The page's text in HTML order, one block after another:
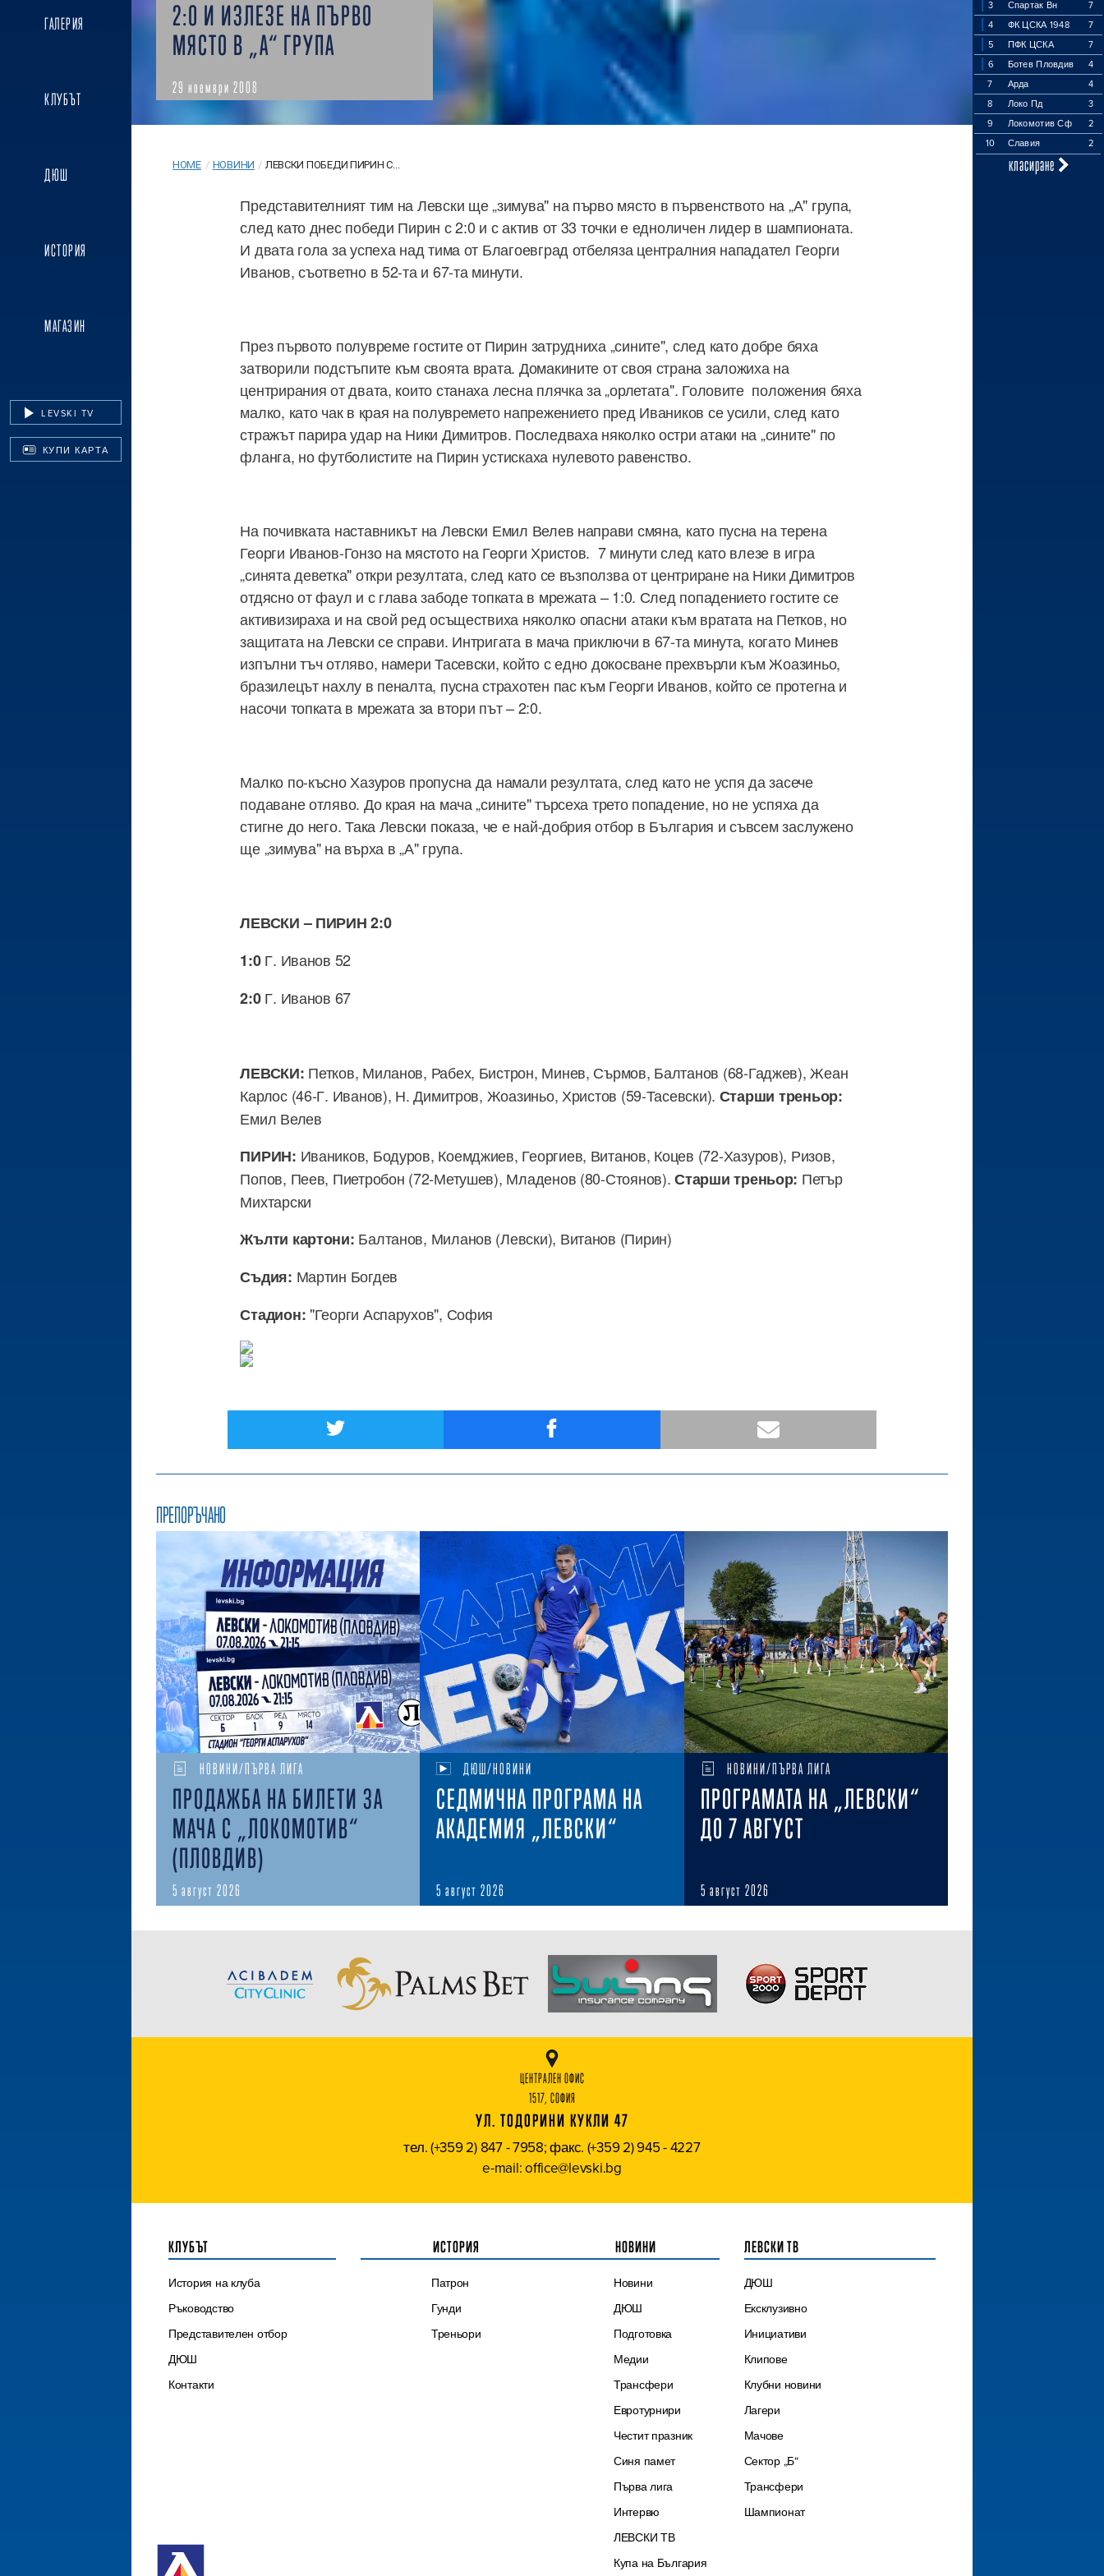
ГАЛЕРИЯ
КЛУБЪТ
ДЮШ
ИСТОРИЯ
МАГАЗИН
LEVSKI TV
КУПИ КАРТА
3 Спартак Вн
7
4
ФК ЦСКА 1948
7
5
ПФК ЦСКА
7
6
Ботев Пловдив
4
7
Арда
4
8
Локо Пд
3
9
Локомотив Сф
2
10
Славия 2
класиране
2:0 И ИЗЛЕЗЕ НА ПЪРВО
МЯСТО В „А“ ГРУПА
29 ноември 2008
HOME / НОВИНИ / ЛЕВСКИ ПОБЕДИ ПИРИН С...
Представителният тим на Левски ще „зимува" на първо място в първенството на „А" група,
след като днес победи Пирин с 2:0 и с актив от 33 точки е едноличен лидер в шампионата.
И двата гола за успеха над тима от Благоевград отбеляза централния нападател Георги
Иванов, съответно в 52-та и 67-та минути.
През първото полувреме гостите от Пирин затрудниха „сините", след като добре бяха
затворили подстъпите към своята врата. Домакините от своя страна заложиха на
центрирания от двата, които станаха лесна плячка за „орлетата". Головите положения бяха
малко, като чак в края на полувремето напрежението пред Иваников се усили, след като
стражът парира удар на Ники Димитров. Последваха няколко остри атаки на „сините" по
фланга, но футболистите на Пирин устискаха нулевото равенство.
На почивката наставникът на Левски Емил Велев направи смяна, като пусна на терена
Георги Иванов-Гонзо на мястото на Георги Христов. 7 минути след като влезе в игра
„синята деветка" откри резултата, след като се възползва от центриране на Ники Димитров
отдясно от фаул и с глава забоде топката в мрежата – 1:0. След попадението гостите се
активизираха и на свой ред осъществиха няколко опасни атаки към вратата на Петков, но
защитата на Левски се справи. Интригата в мача приключи в 67-та минута, когато Минев
изпълни тъч отляво, намери Тасевски, който с едно докосване прехвърли към Жоазиньо,
бразилецът нахлу в пеналта, пусна страхотен пас към Георги Иванов, който се протегна и
насочи топката в мрежата за втори път – 2:0.
Малко по-късно Хазуров пропусна да намали резултата, след като не успя да засече
подаване отляво. До края на мача „сините" търсеха трето попадение, но не успяха да
стигне до него. Така Левски показа, че е най-добрия отбор в България и съвсем заслужено
ще „зимува" на върха в „А" група.
ЛЕВСКИ – ПИРИН 2:0
1:0Г. Иванов 52
2:0Г. Иванов 67
ЛЕВСКИ: Петков, Миланов, Рабех, Бистрон, Минев, Сърмов, Балтанов (68-Гаджев), Жеан
Карлос (46-Г. Иванов), Н. Димитров, Жоазиньо, Христов (59-Тасевски). Старши треньор:
Емил Велев
ПИРИН: Иваников, Бодуров, Коемджиев, Георгиев, Витанов, Коцев (72-Хазуров), Ризов,
Попов, Пеев, Пиетробон (72-Метушев), Младенов (80-Стоянов).Старши треньор: Петър
Михтарски
Жълти картони: Балтанов, Миланов (Левски), Витанов (Пирин)
Съдия: Мартин Богдев
Стадион: "Георги Аспарухов", София
ПРЕПОРЪЧАНО
НОВИНИ/ПЪРВА ЛИГА
ПРОДАЖБА НА БИЛЕТИ ЗА
МАЧА С „ЛОКОМОТИВ“
(ПЛОВДИВ)
5 август 2026
ДЮШ/НОВИНИ
СЕДМИЧНА ПРОГРАМА НА
АКАДЕМИЯ „ЛЕВСКИ“
5 август 2026
НОВИНИ/ПЪРВА ЛИГА
ПРОГРАМАТА НА „ЛЕВСКИ“
ДО 7 АВГУСТ
5 август 2026
ЦЕНТРАЛЕН ОФИС
1517, СОФИЯ
УЛ. ТОДОРИНИ КУКЛИ 47
тел. (+359 2) 847 - 7958; факс. (+359 2) 945 - 4227
e-mail: office@levski.bg
КЛУБЪТ
История на клуба
Ръководство
Представителен отбор
ДЮШ
Контакти
ИСТОРИЯ
Патрон
Гунди
Треньори
НОВИНИ
Новини
ДЮШ
Подготовка
Медии
Трансфери
Евротурнири
Честит празник
Синя памет
Първа лига
Интервю
ЛЕВСКИ ТВ
Купа на България
ЛЕВСКИ ТВ
ДЮШ
Ексклузивно
Инициативи
Клипове
Клубни новини
Лагери
Мачове
Сектор „Б“
Трансфери
Шампионат